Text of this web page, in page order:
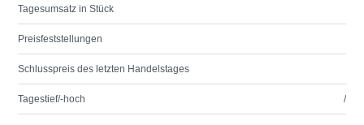
Tagesumsatz in Stück
Preisfeststellungen
Schlusspreis des letzten Handelstages
Tagestief/-hoch /